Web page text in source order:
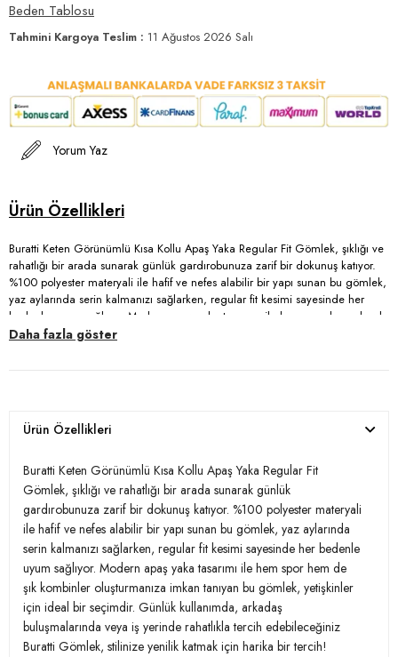
Beden Tablosu
Tahmini Kargoya Teslim : 11 Ağustos 2026 Salı
Yorum Yaz
Buratti Keten Görünümlü Kısa Kollu Apaş Yaka Regular Fit Gömlek, şıklığı ve
rahatlığı bir arada sunarak günlük gardırobunuza zarif bir dokunuş katıyor.
%100 polyester materyali ile hafif ve nefes alabilir bir yapı sunan bu gömlek,
yaz aylarında serin kalmanızı sağlarken, regular fit kesimi sayesinde her
bedenle uyum sağlıyor. Modern apaş yaka tasarımı ile hem spor hem de şık
kombinler oluşturmanıza imkan tanıyan bu gömlek, yetişkinler için ideal bir
rahatlıkla tercih edebileceğiniz Buratti Gömlek, stilinize yenilik katmak için
Model: Gömlek
Materyal:%100 Polyster
Kalıp Bilgisi:
Regular Fit
Yaş Grubu: Yetişkin
3DY1CF23S116775.128
Daha fazla göster
Ürün Özellikleri
Buratti Keten Görünümlü Kısa Kollu Apaş Yaka Regular Fit
Gömlek, şıklığı ve rahatlığı bir arada sunarak günlük
gardırobunuza zarif bir dokunuş katıyor. %100 polyester materyali
ile hafif ve nefes alabilir bir yapı sunan bu gömlek, yaz aylarında
serin kalmanızı sağlarken, regular fit kesimi sayesinde her bedenle
uyum sağlıyor. Modern apaş yaka tasarımı ile hem spor hem de
şık kombinler oluşturmanıza imkan tanıyan bu gömlek, yetişkinler
için ideal bir seçimdir. Günlük kullanımda, arkadaş
buluşmalarında veya iş yerinde rahatlıkla tercih edebileceğiniz
Buratti Gömlek, stilinize yenilik katmak için harika bir tercih!